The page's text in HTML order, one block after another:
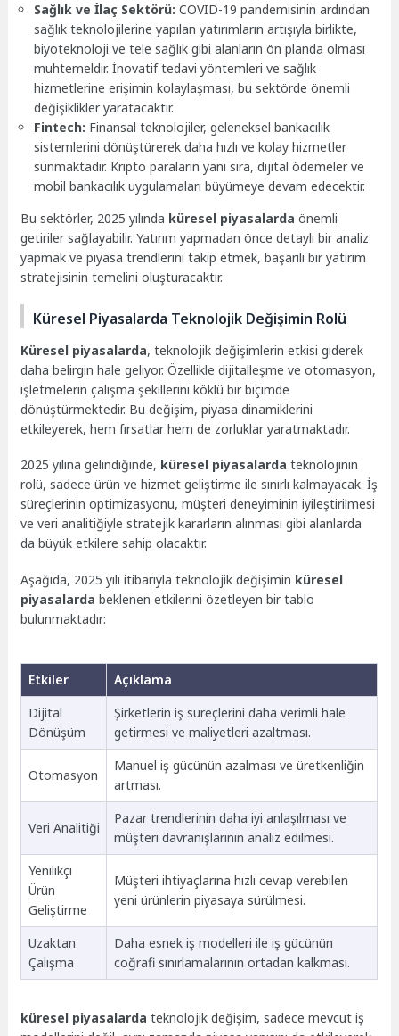
Sağlık ve İlaç Sektörü: COVID-19 pandemisinin ardından
sağlık teknolojilerine yapılan yatırımların artışıyla birlikte,
biyoteknoloji ve tele sağlık gibi alanların ön planda olması
muhtemeldir. İnovatif tedavi yöntemleri ve sağlık
hizmetlerine erişimin kolaylaşması, bu sektörde önemli
değişiklikler yaratacaktır.
Fintech: Finansal teknolojiler, geleneksel bankacılık
sistemlerini dönüştürerek daha hızlı ve kolay hizmetler
sunmaktadır. Kripto paraların yanı sıra, dijital ödemeler ve
mobil bankacılık uygulamaları büyümeye devam edecektir.
Bu sektörler, 2025 yılında küresel piyasalarda önemli
getiriler sağlayabilir. Yatırım yapmadan önce detaylı bir analiz
yapmak ve piyasa trendlerini takip etmek, başarılı bir yatırım
stratejisinin temelini oluşturacaktır.
Küresel Piyasalarda Teknolojik Değişimin Rolü
Küresel piyasalarda, teknolojik değişimlerin etkisi giderek
daha belirgin hale geliyor. Özellikle dijitalleşme ve otomasyon,
işletmelerin çalışma şekillerini köklü bir biçimde
dönüştürmektedir. Bu değişim, piyasa dinamiklerini
etkileyerek, hem fırsatlar hem de zorluklar yaratmaktadır.
2025 yılına gelindiğinde, küresel piyasalarda teknolojinin
rolü, sadece ürün ve hizmet geliştirme ile sınırlı kalmayacak. İş
süreçlerinin optimizasyonu, müşteri deneyiminin iyileştirilmesi
ve veri analitiğiyle stratejik kararların alınması gibi alanlarda
da büyük etkilere sahip olacaktır.
Aşağıda, 2025 yılı itibarıyla teknolojik değişimin küresel
piyasalarda beklenen etkilerini özetleyen bir tablo
bulunmaktadır:
Etkiler
Açıklama
Dijital
Dönüşüm
Şirketlerin iş süreçlerini daha verimli hale
getirmesi ve maliyetleri azaltması.
Otomasyon
Manuel iş gücünün azalması ve üretkenliğin
artması.
Veri Analitiği
Pazar trendlerinin daha iyi anlaşılması ve
müşteri davranışlarının analiz edilmesi.
Yenilikçi
Ürün
Geliştirme
Müşteri ihtiyaçlarına hızlı cevap verebilen
yeni ürünlerin piyasaya sürülmesi.
Uzaktan
Çalışma
Daha esnek iş modelleri ile iş gücünün
coğrafi sınırlamalarının ortadan kalkması.
küresel piyasalarda teknolojik değişim, sadece mevcut iş